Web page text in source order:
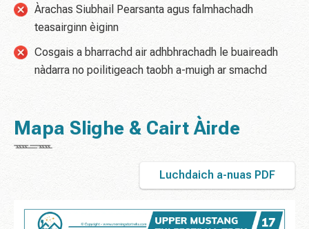
Àrachas Siubhail Pearsanta agus falmhachadh
teasairginn èiginn
Cosgais a bharrachd air adhbhrachadh le buaireadh
nàdarra no poilitigeach taobh a-muigh ar smachd
Mapa Slighe & Cairt Àirde
Luchdaich a-nuas PDF